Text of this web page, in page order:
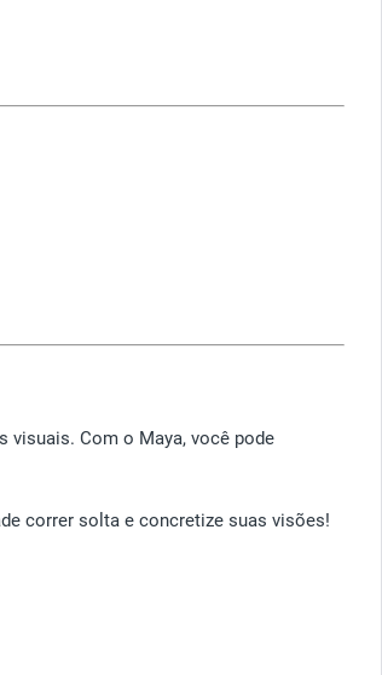
visuais. Com o Maya, você pode
correr solta e concretize suas visões!